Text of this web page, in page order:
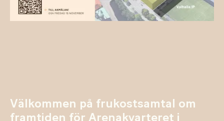
Välkommen på frukostsamtal om
framtiden för Arenakvarteret i